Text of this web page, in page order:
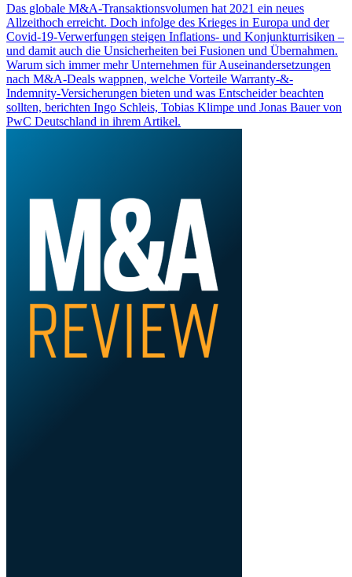
Das globale M&A-Transaktionsvolumen hat 2021 ein neues
Allzeithoch erreicht. Doch infolge des Krieges in Europa und der
Covid-19-Verwerfungen steigen Inflations- und Konjunkturrisiken –
und damit auch die Unsicherheiten bei Fusionen und Übernahmen.
Warum sich immer mehr Unternehmen für Auseinandersetzungen
nach M&A-Deals wappnen, welche Vorteile Warranty-&-
Indemnity-Versicherungen bieten und was Entscheider beachten
sollten, berichten Ingo Schleis, Tobias Klimpe und Jonas Bauer von
PwC Deutschland in ihrem Artikel.